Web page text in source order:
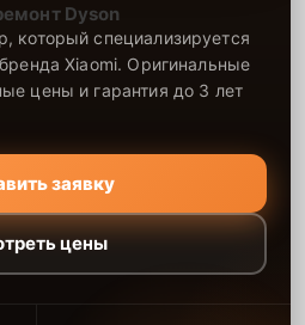
Dyson
который специализируется
Xiaomi. Оригинальные
цены и гарантия до 3 лет
заявку
цены